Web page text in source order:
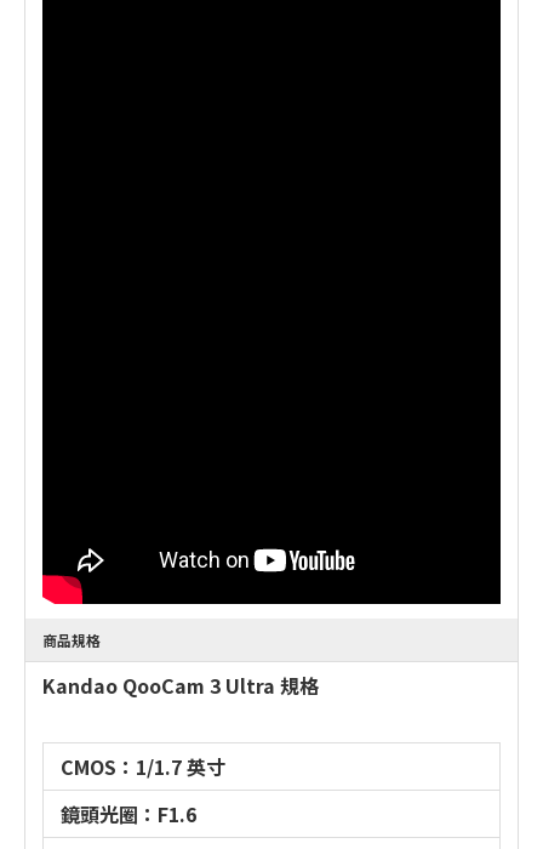
商品規格
Kandao QooCam 3 Ultra 規格
CMOS：1/1.7 英寸
鏡頭光圈：F1.6